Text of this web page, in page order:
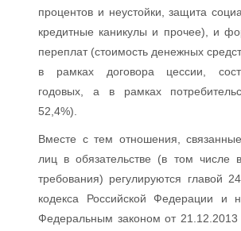
процентов и неустойки, защита
кредитные каникулы и прочее), и
переплат (стоимость денежных
в рамках договора цессии,
годовых, а в рамках
52,4%).
Вместе с тем отношения,
лиц в обязательстве (в том числе
требования) регулируются главой
кодекса Российской Федерации и
Федеральным законом от